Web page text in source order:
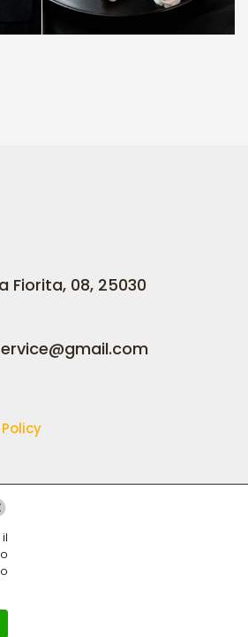
Fiorita, 08, 25030